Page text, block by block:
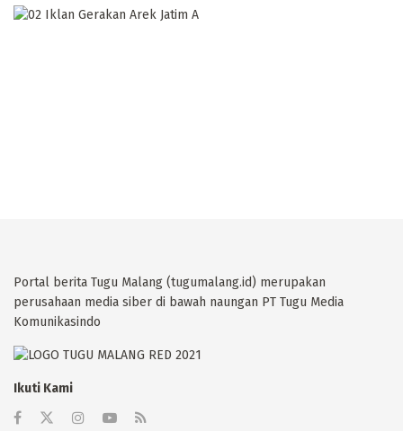
Portal berita Tugu Malang (tugumalang.id) merupakan
perusahaan media siber di bawah naungan PT Tugu Media
Komunikasindo
Ikuti Kami